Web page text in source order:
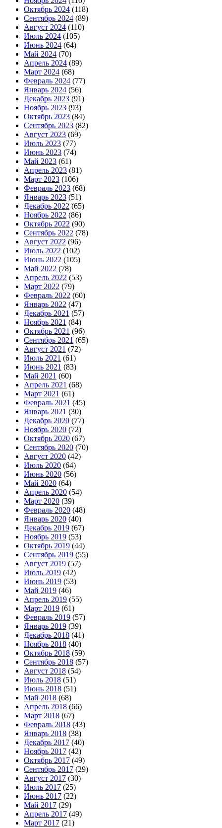
Октябрь 2024 (118)
Сентябрь 2024 (89)
Август 2024 (110)
Июль 2024 (105)
Июнь 2024 (64)
Май 2024 (70)
Апрель 2024 (89)
Март 2024 (68)
Февраль 2024 (77)
Январь 2024 (56)
Декабрь 2023 (91)
Ноябрь 2023 (93)
Октябрь 2023 (84)
Сентябрь 2023 (82)
Август 2023 (69)
Июль 2023 (77)
Июнь 2023 (74)
Май 2023 (61)
Апрель 2023 (81)
Март 2023 (106)
Февраль 2023 (68)
Январь 2023 (51)
Декабрь 2022 (65)
Ноябрь 2022 (86)
Октябрь 2022 (90)
Сентябрь 2022 (78)
Август 2022 (96)
Июль 2022 (102)
Июнь 2022 (105)
Май 2022 (78)
Апрель 2022 (53)
Март 2022 (79)
Февраль 2022 (60)
Январь 2022 (47)
Декабрь 2021 (57)
Ноябрь 2021 (84)
Октябрь 2021 (96)
Сентябрь 2021 (65)
Август 2021 (72)
Июль 2021 (61)
Июнь 2021 (83)
Май 2021 (60)
Апрель 2021 (68)
Март 2021 (61)
Февраль 2021 (45)
Январь 2021 (30)
Декабрь 2020 (77)
Ноябрь 2020 (72)
Октябрь 2020 (67)
Сентябрь 2020 (70)
Август 2020 (42)
Июль 2020 (64)
Июнь 2020 (56)
Май 2020 (64)
Апрель 2020 (54)
Март 2020 (39)
Февраль 2020 (48)
Январь 2020 (40)
Декабрь 2019 (67)
Ноябрь 2019 (53)
Октябрь 2019 (44)
Сентябрь 2019 (55)
Август 2019 (57)
Июль 2019 (42)
Июнь 2019 (53)
Май 2019 (46)
Апрель 2019 (55)
Март 2019 (61)
Февраль 2019 (57)
Январь 2019 (39)
Декабрь 2018 (41)
Ноябрь 2018 (40)
Октябрь 2018 (59)
Сентябрь 2018 (57)
Август 2018 (54)
Июль 2018 (51)
Июнь 2018 (51)
Май 2018 (68)
Апрель 2018 (66)
Март 2018 (67)
Февраль 2018 (43)
Январь 2018 (38)
Декабрь 2017 (40)
Ноябрь 2017 (42)
Октябрь 2017 (49)
Сентябрь 2017 (29)
Август 2017 (30)
Июль 2017 (25)
Июнь 2017 (22)
Май 2017 (29)
Апрель 2017 (49)
Март 2017 (21)